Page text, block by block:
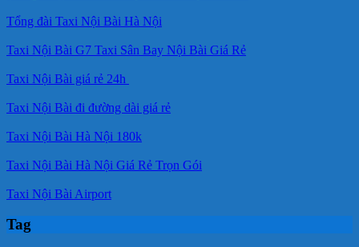
Tổng đài Taxi Nội Bài Hà Nội
Taxi Nội Bài G7 Taxi Sân Bay Nội Bài Giá Rẻ
Taxi Nội Bài giá rẻ 24h
Taxi Nội Bài đi đường dài giá rẻ
Taxi Nội Bài Hà Nội 180k
Taxi Nội Bài Hà Nội Giá Rẻ Trọn Gói
Taxi Nội Bài Airport
Tag